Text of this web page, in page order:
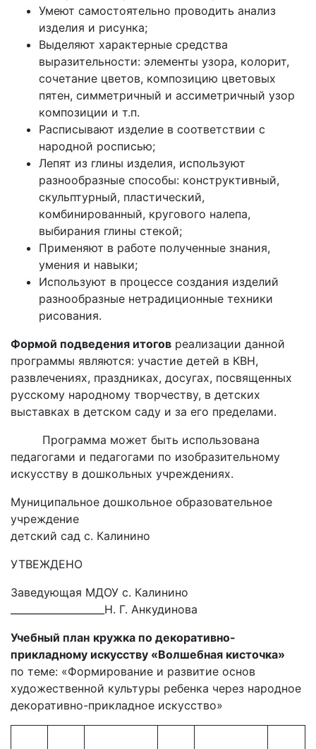
Умеют самостоятельно проводить анализ
изделия и рисунка;
Выделяют характерные средства
выразительности: элементы узора, колорит,
сочетание цветов, композицию цветовых
пятен, симметричный и ассиметричный узор
композиции и т.п.
Расписывают изделие в соответствии с
народной росписью;
Лепят из глины изделия, используют
разнообразные способы: конструктивный,
скульптурный, пластический,
комбинированный, кругового налепа,
выбирания глины стекой;
Применяют в работе полученные знания,
умения и навыки;
Используют в процессе создания изделий
разнообразные нетрадиционные техники
рисования.
Формой подведения итогов реализации данной
программы являются: участие детей в КВН,
развлечениях, праздниках, досугах, посвященных
русскому народному творчеству, в детских
выставках в детском саду и за его пределами.
Программа может быть использована
педагогами и педагогами по изобразительному
искусству в дошкольных учреждениях.
Муниципальное дошкольное образовательное
учреждение
детский сад с. Калинино
УТВЕЖДЕНО
Заведующая МДОУ с. Калинино
___________________Н. Г. Анкудинова
Учебный план кружка по декоративно-
прикладному искусству «Волшебная кисточка»
по теме: «Формирование и развитие основ
художественной культуры ребенка через народное
декоративно-прикладное искусство»